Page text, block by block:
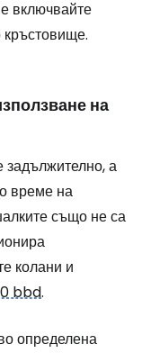
включвайте
кръстовище.
на
задължително, а
време на
също не са
колани и
bbd.
определена